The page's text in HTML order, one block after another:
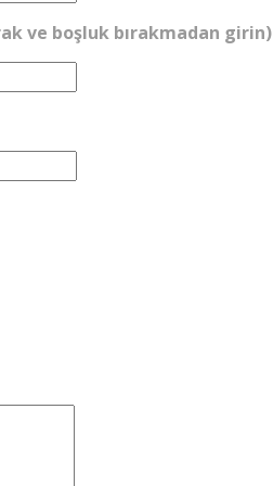
ve boşluk bırakmadan girin)